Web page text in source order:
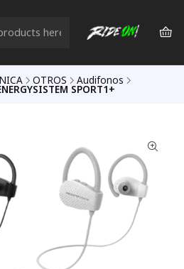
OTROS Audifonos
SPORT1+